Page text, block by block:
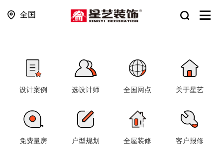
全国
设计案例 选设计师 全国网点 关于星艺
免费量房 户型规划 全屋装修 客户报修